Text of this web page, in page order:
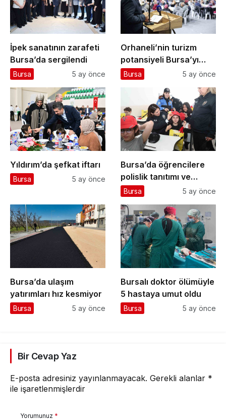
İpek sanatının zarafeti
Bursa’da sergilendi
Bursa 5 ay önce
Orhaneli’nin turizm
potansiyeli Bursa’yı
gülümsetecek
Bursa 5 ay önce
Yıldırım’da şefkat iftarı
Bursa 5 ay önce
Bursa’da öğrencilere
polislik tanıtımı ve
güvenlik bilgilendirmesi
Bursa 5 ay önce
Bursa’da ulaşım
yatırımları hız kesmiyor
Bursa 5 ay önce
Bursalı doktor ölümüyle
5 hastaya umut oldu
Bursa 5 ay önce
Bir Cevap Yaz
E-posta adresiniz yayınlanmayacak. Gerekli alanlar *
ile işaretlenmişlerdir
Yorumunuz *